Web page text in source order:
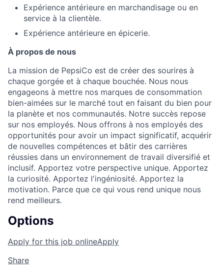
Expérience antérieure en marchandisage ou en
service à la clientèle.
Expérience antérieure en épicerie.
À propos de nous
La mission de PepsiCo est de créer des sourires à
chaque gorgée et à chaque bouchée. Nous nous
engageons à mettre nos marques de consommation
bien-aimées sur le marché tout en faisant du bien pour
la planète et nos communautés. Notre succès repose
sur nos employés. Nous offrons à nos employés des
opportunités pour avoir un impact significatif, acquérir
de nouvelles compétences et bâtir des carrières
réussies dans un environnement de travail diversifié et
inclusif. Apportez votre perspective unique. Apportez
la curiosité. Apportez l'ingéniosité. Apportez la
motivation. Parce que ce qui vous rend unique nous
rend meilleurs.
Options
Apply for this job onlineApply
Share